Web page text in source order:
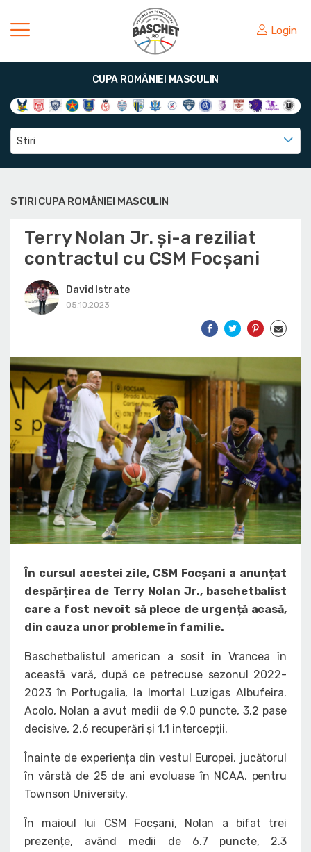
Login
CUPA ROMÂNIEI MASCULIN
Stiri
STIRI CUPA ROMÂNIEI MASCULIN
Terry Nolan Jr. și-a reziliat
contractul cu CSM Focșani
David Istrate
05.10.2023
În cursul acestei zile, CSM Focșani a anunțat
despărțirea de Terry Nolan Jr., baschetbalist
care a fost nevoit să plece de urgență acasă,
din cauza unor probleme în familie.
Baschetbalistul american a sosit în Vrancea în
această vară, după ce petrecuse sezonul 2022-
2023 în Portugalia, la Imortal Luzigas Albufeira.
Acolo, Nolan a avut medii de 9.0 puncte, 3.2 pase
decisive, 2.6 recuperări și 1.1 intercepții.
Înainte de experiența din vestul Europei, jucătorul
în vârstă de 25 de ani evoluase în NCAA, pentru
Townson University.
În maioul lui CSM Focșani, Nolan a bifat trei
prezențe, având medii de 6.7 puncte, 2.3